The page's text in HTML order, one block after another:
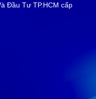
Đầu Tư TP.HCM cấp